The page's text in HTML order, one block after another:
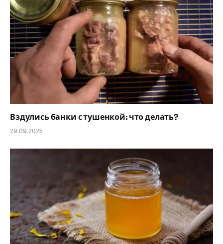
Вздулись банки с тушенкой: что делать?
29.09.2025